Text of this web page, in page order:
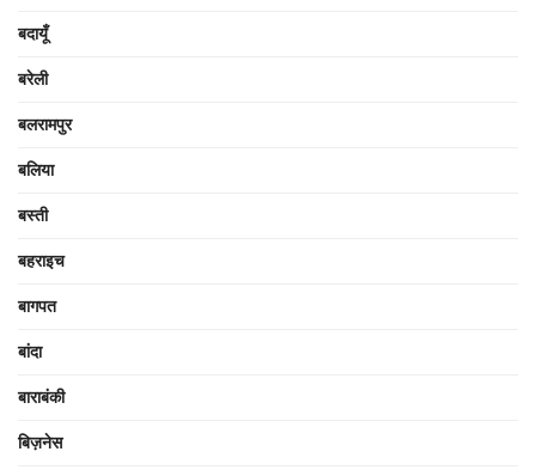
बदायूँ
बरेली
बलरामपुर
बलिया
बस्ती
बहराइच
बागपत
बांदा
बाराबंकी
बिज़नेस